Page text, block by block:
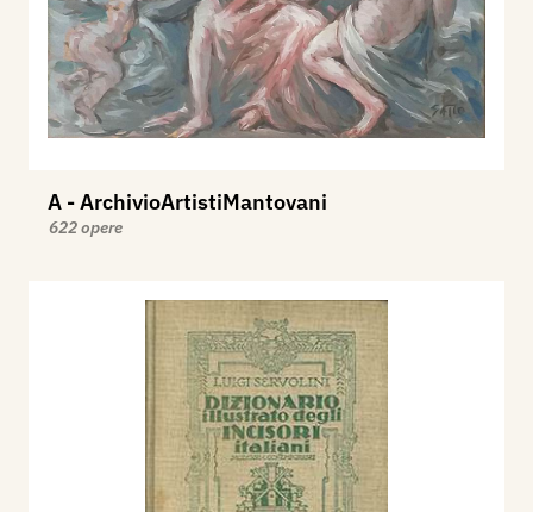
A - ArchivioArtistiMantovani
622 opere